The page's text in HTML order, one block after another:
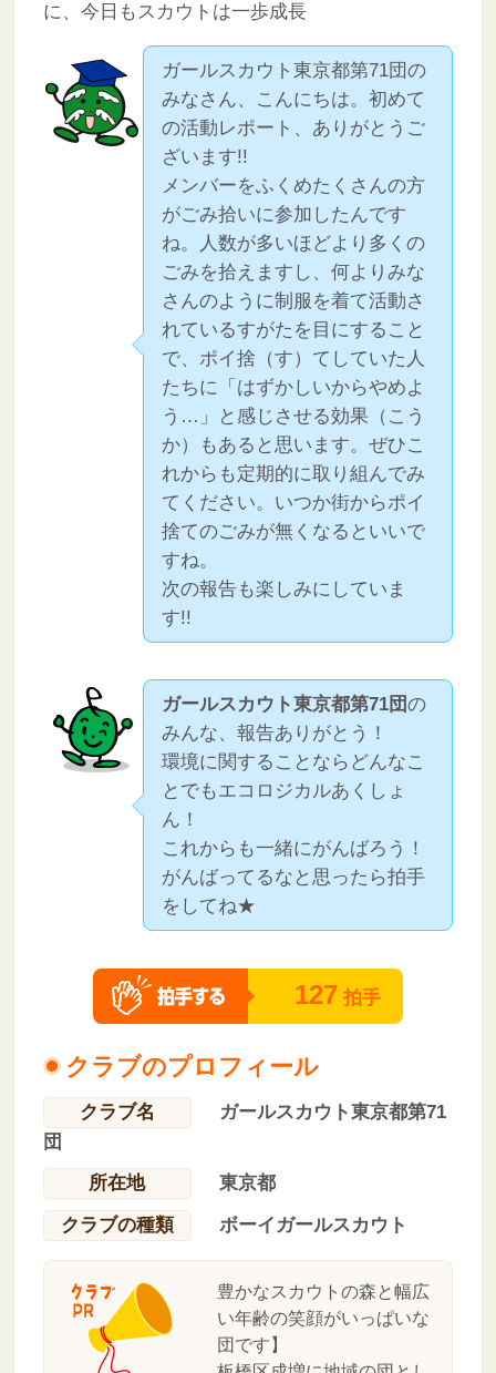
に、今日もスカウトは一歩成長
ガールスカウト東京都第71団の
みなさん、こんにちは。初めて
の活動レポート、ありがとうご
ざいます!!
メンバーをふくめたくさんの方
がごみ拾いに参加したんです
ね。人数が多いほどより多くの
ごみを拾えますし、何よりみな
さんのように制服を着て活動さ
れているすがたを目にすること
で、ポイ捨（す）てしていた人
たちに「はずかしいからやめよ
う…」と感じさせる効果（こう
か）もあると思います。ぜひこ
れからも定期的に取り組んでみ
てください。いつか街からポイ
捨てのごみが無くなるといいで
すね。
次の報告も楽しみにしていま
す!!
ガールスカウト東京都第71団の
みんな、報告ありがとう！
環境に関することならどんなこ
とでもエコロジカルあくしょ
ん！
これからも一緒にがんばろう！
がんばってるなと思ったら拍手
をしてね★
127 拍手
クラブのプロフィール
クラブ名
ガールスカウト東京都第71
団
所在地
東京都
クラブの種類
ボーイガールスカウト
豊かなスカウトの森と幅広
い年齢の笑顔がいっぱいな
団です】